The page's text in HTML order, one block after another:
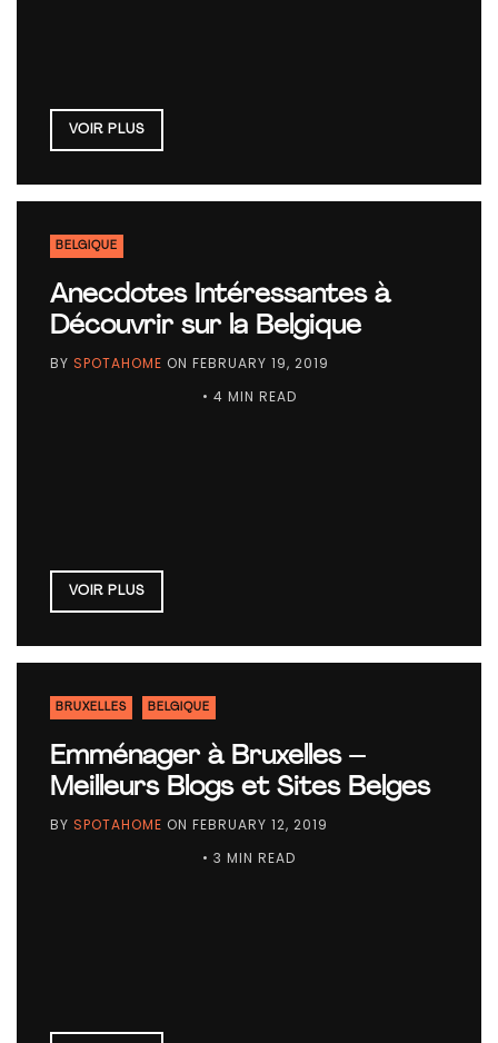
VOIR PLUS
BELGIQUE
Anecdotes Intéressantes à
Découvrir sur la Belgique
BY SPOTAHOME ON FEBRUARY 19, 2019
• 4 MIN READ
VOIR PLUS
BRUXELLES BELGIQUE
Emménager à Bruxelles –
Meilleurs Blogs et Sites Belges
BY SPOTAHOME ON FEBRUARY 12, 2019
• 3 MIN READ